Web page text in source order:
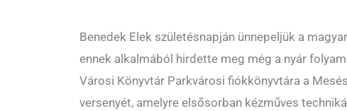
Benedek Elek születésnapján ünnepeljük a
ennek alkalmából hirdette meg még a nyár
Városi Könyvtár Parkvárosi fiókkönyvtára a
versenyét, amelyre elsősorban kézműves